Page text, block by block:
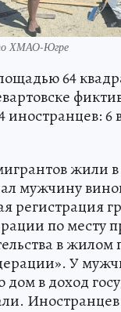
ХМАО-Югре
64
иностранцев: 6
жили
мужчину
регистрация
по месту
в
У
дом в доход